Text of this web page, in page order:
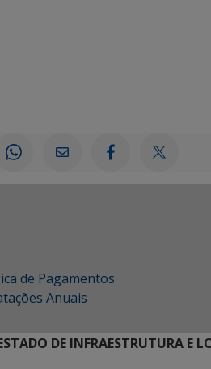
de Pagamentos
Anuais
DE INFRAESTRUTURA E